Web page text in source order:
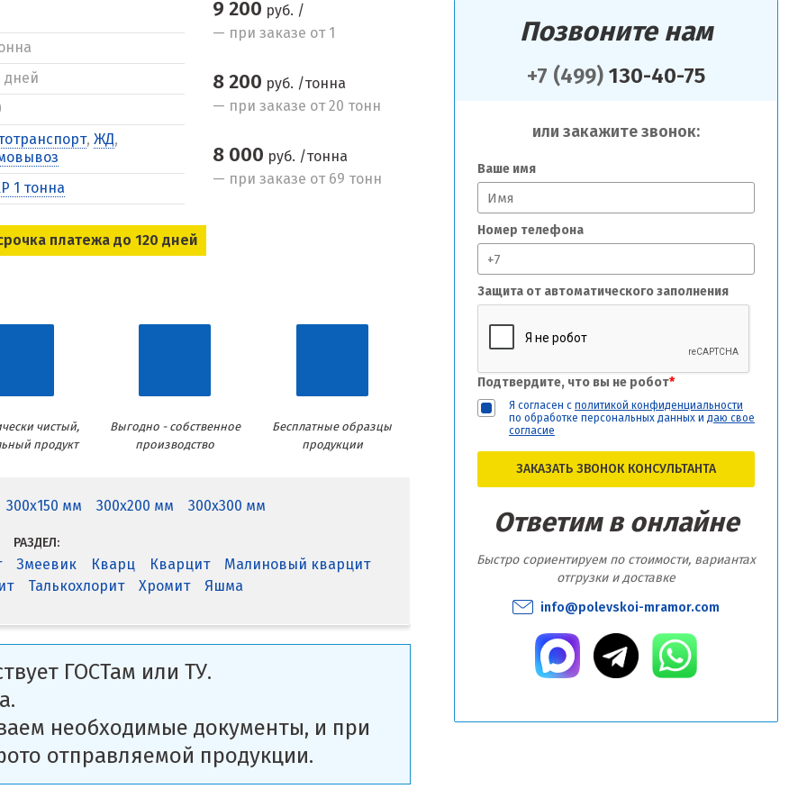
Позвоните нам
+7 (499) 130-40-75
или закажите звонок:
Ваше имя
Номер телефона
Защита от автоматического заполнения
Подтвердите, что вы не робот*
Я согласен с политикой конфиденциальности
по обработке персональных данных и даю свое
согласие
ЗАКАЗАТЬ ЗВОНОК КОНСУЛЬТАНТА
Ответим в онлайне
Быстро сориентируем по стоимости, вариантах
отгрузки и доставке
info@polevskoi-mramor.com
дней
, ЖД,
1 тонна
платежа до 120 дней
9 200 руб. /
— при заказе от 1
8 200 руб. /тонна
— при заказе от 20 тонн
8 000 руб. /тонна
— при заказе от 69 тонн
чистый,
продукт
Выгодно - собственное
производство
Бесплатные образцы
продукции
300x150 мм 300x200 мм 300x300 мм
РАЗДЕЛ:
Змеевик Кварц Кварцит
Малиновый кварцит
Талькохлорит Хромит Яшма
ГОСТам или ТУ.
необходимые документы, и при
отправляемой продукции.